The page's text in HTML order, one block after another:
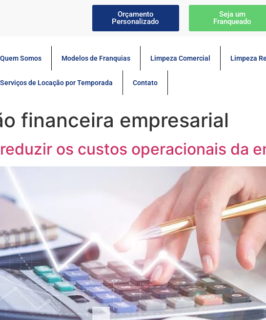
Orçamento
Personalizado
Seja um
Franqueado
Quem Somos Modelos de Franquias Limpeza Comercial Limpeza
Serviços de Locação por Temporada Contato
financeira empresarial
os custos operacionais da